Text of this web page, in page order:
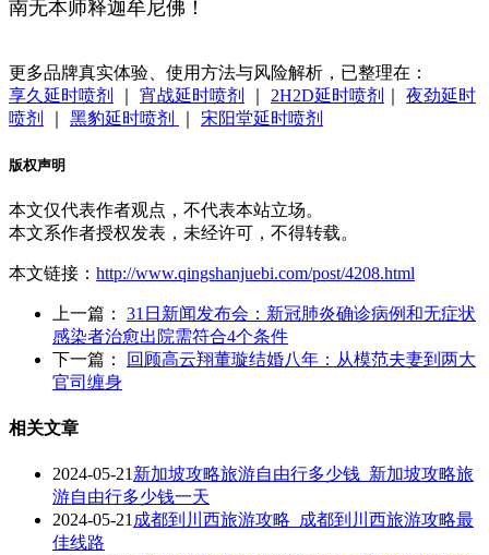
南无本师释迦牟尼佛！
更多品牌真实体验、使用方法与风险解析，已整理在：
享久延时喷剂
宵战延时喷剂 2H2D延时喷剂
夜劲延时
喷剂
黑豹延时喷剂 宋阳堂延时喷剂
版权声明
本文仅代表作者观点，不代表本站立场。
本文系作者授权发表，未经许可，不得转载。
本文链接： http://www.qingshanjuebi.com/post/4208.html
上一篇： 31日新闻发布会：新冠肺炎确诊病例和无症状
感染者治愈出院需符合4个条件
下一篇：
回顾高云翔董璇结婚八年：从模范夫妻到两大
官司缠身
相关文章
2024-05-21 新加坡攻略旅游自由行多少钱_新加坡攻略旅
游自由行多少钱一天
2024-05-21 成都到川西旅游攻略_成都到川西旅游攻略最
佳线路